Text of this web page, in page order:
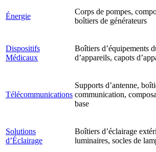
Énergie
Corps de pompes,
boîtiers de générateurs
Dispositifs
Médicaux
Boîtiers d’équipements
d’appareils, capots
Télécommunications
Supports d’antenne,
communication,
base
Solutions
d’Éclairage
Boîtiers d’éclairage
luminaires, socles de